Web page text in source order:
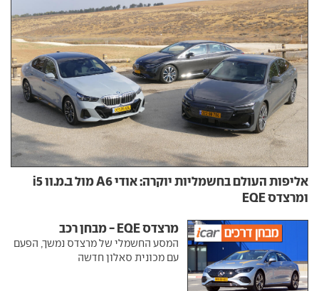
אליפות העולם בחשמליות יוקרה: אודי A6 מול ב.מ.וו i5
ומרצדס EQE
מרצדס EQE - מבחן רכב
המסע החשמלי של מרצדס נמשך, הפעם
עם מכונית סאלון חדשה